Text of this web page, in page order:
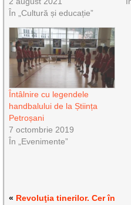
În „Cultură și educație”
Întâlnire cu legendele
handbalului de la Știința
Petroșani
7 octombrie 2019
În „Evenimente”
« Revoluţia tinerilor. Cer în